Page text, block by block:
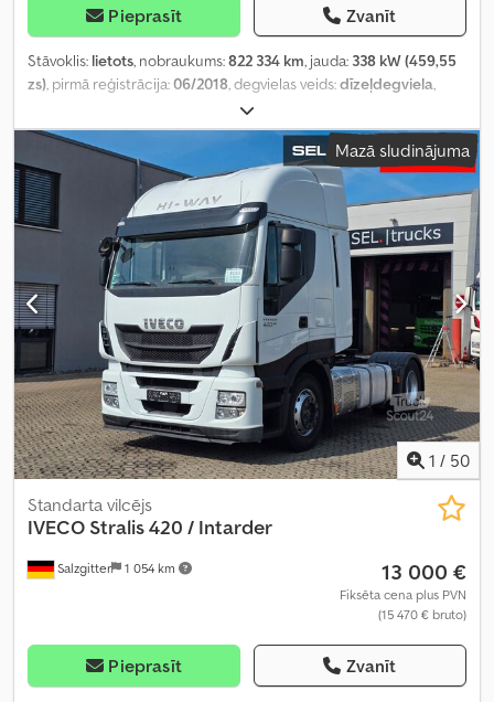
Pieprasīt Zvanīt
Stāvoklis: lietots, nobraukums:822 334 km, jauda: 338 kW (459,55
zs) , pirmā reģistrācija:06/2018 , degvielas veids:dīzeļdegviela
, kopējais svars:
2 asis, bremzes:dzinēja bremzēšana, vadītāja kabīne:gulēšanas
, pārnesuma veids: , emisijas klase:Euro 6,
piekares sistēma:
gaiss, gultas vietu skaits:2, priekšējās riepas
izmērs:
315/60/R22,5, aizmugurējās riepas izmērs:295/60/22,5,
sēdvietu skaits:2, Aprīkojums:ABS, borta dators, centrālā
atslēga, diferenciāļa bloķētājs, gaisa kondicionēšana, kravas
automašīnas reģistrācija, kruīza kontrole, saspiestā gaisa
bremze, spoileris, stāvvietas sildītājs
Mazā sludinājuma
1 / 50
Salzgitter 1 054 km
Standarta vilcējs
IVECO Stralis 420 / Intarder
13 000 €
Fiksēta cena plus PVN
(15 470 € bruto)
Pieprasīt Zvanīt